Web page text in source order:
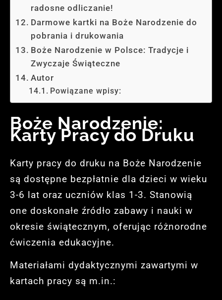
radosne odliczanie!
Darmowe kartki na Boże Narodzenie do
pobrania i drukowania
Boże Narodzenie w Polsce: Tradycje i
Zwyczaje Świąteczne
Autor
Powiązane wpisy:
Boże Narodzenie:
Karty Pracy do Druku
Karty pracy do druku na Boże Narodzenie
są dostępne bezpłatnie dla dzieci w wieku
3-6 lat oraz uczniów klas 1-3. Stanowią
one doskonałe źródło zabawy i nauki w
okresie świątecznym, oferując różnorodne
ćwiczenia edukacyjne.
Materiałami dydaktycznymi zawartymi w
kartach pracy są m.in.: